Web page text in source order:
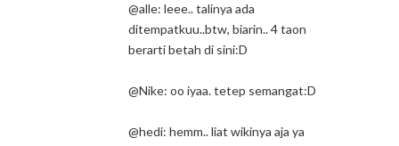
@alle: leee.. talinya ada
ditempatkuu..btw, biarin.. 4 taon
berarti betah di sini:D
@Nike: oo iyaa. tetep semangat:D
@hedi: hemm.. liat wikinya aja ya